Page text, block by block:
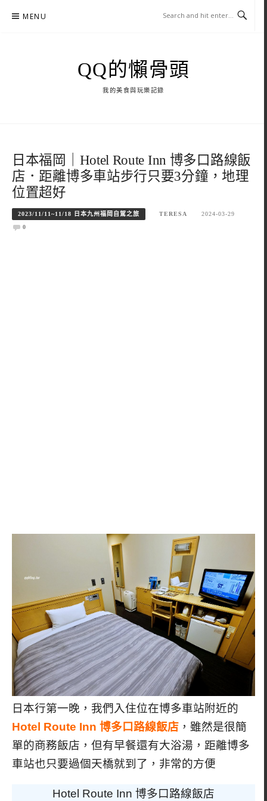
MENU
QQ的懶骨頭
我的美食與玩樂記錄
日本福岡｜Hotel Route Inn 博多口路線飯
店．距離博多車站步行只要3分鐘，地理
位置超好
2023/11/11~11/18 日本九州福岡自駕之旅 TERESA
2024-03-29
0
日本行第一晚，我們入住位在博多車站附近的
Hotel Route Inn 博多口路線飯店 ，雖然是很簡
單的商務飯店，但有早餐還有大浴湯，距離博多
車站也只要過個天橋就到了，非常的方便
Hotel Route Inn 博多口路線飯店